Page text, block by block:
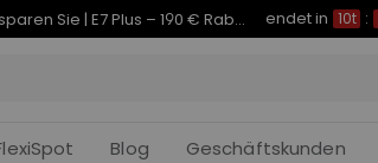
Je früher Sie kaufen, desto mehr sparen Sie | C7 Morpher – 290 € Rabatt endet in 10t :
Blog Geschäftskunden